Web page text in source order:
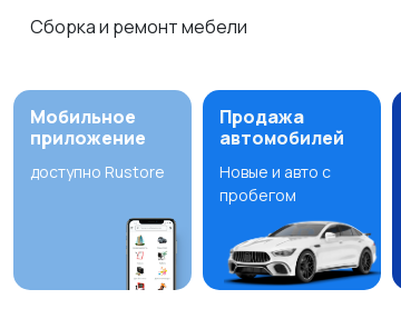
Сборка и ремонт мебели
Мобильное
приложение
доступно Rustore
Продажа
автомобилей
Новые и авто с
пробегом